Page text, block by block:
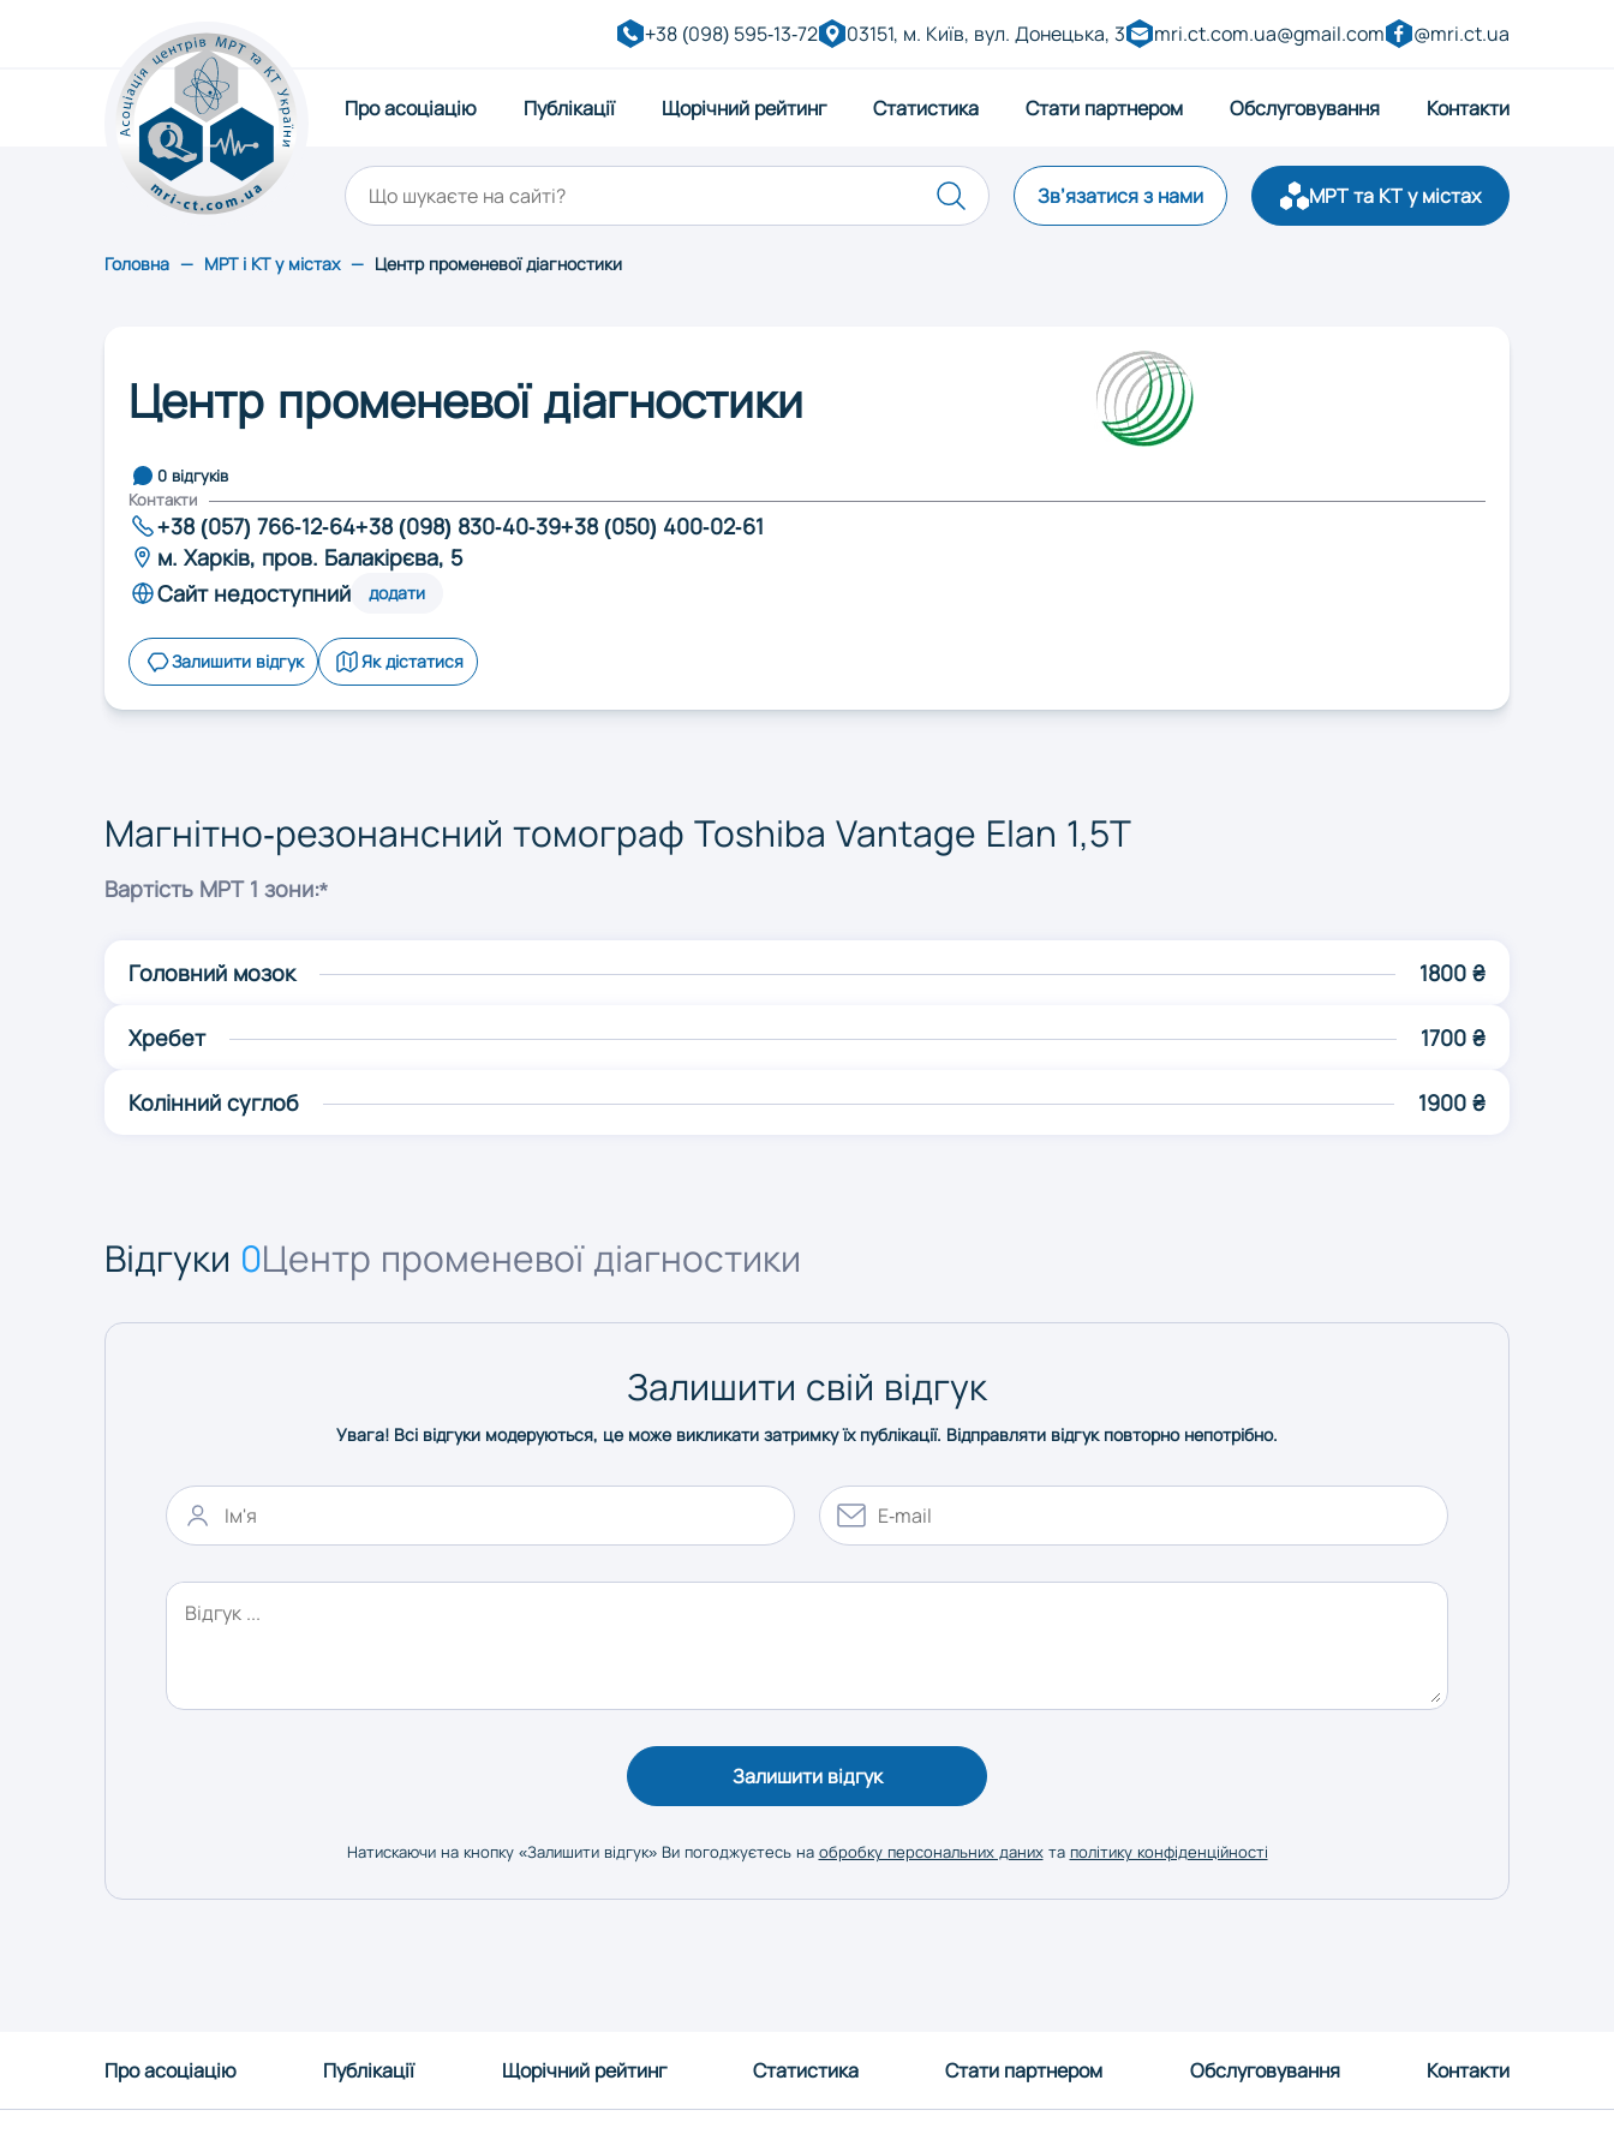
+38 (098) 595-13-72 03151, м. Київ, вул. Донецька, 3 mri.ct.com.ua@gmail.com @mri.ct.ua
Про асоціацію
Публікації
Щорічний рейтинг
Статистика
Стати партнером
Контакти
Про асоціацію Публікації Щорічний рейтинг Статистика Стати партнером Обслуговування Контакти
Зв’язатися з нами МРТ та КТ у містах
Івано-Франківськ Кропивницький
Рівне Суми
Головна — МРТ і КТ у містах — Центр променевої діагностики
Центр променевої діагностики
0 відгуків
Контакти
+38 (057) 766-12-64+38 (098) 830-40-39+38 (050) 400-02-61
м. Харків, пров. Балакірєва, 5
Сайт недоступний
додати
Залишити відгук Як дістатися
Магнітно-резонансний томограф Toshiba Vantage Elan 1,5T
Вартість МРТ 1 зони:*
Головний мозок 1800 ₴
Хребет 1700 ₴
Колінний суглоб 1900 ₴
Відгуки 0Центр променевої діагностики
Залишити свій відгук
Увага! Всі відгуки модеруються, це може викликати затримку їх публікації. Відправляти відгук повторно непотрібно.
Залишити відгук
Натискаючи на кнопку «Залишити відгук» Ви погоджуєтесь на обробку персональних данихта політику конфіденційності
Про асоціацію Публікації Щорічний рейтинг Статистика Стати партнером Обслуговування Контакти